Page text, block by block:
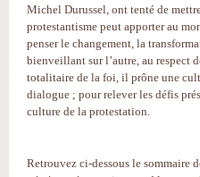
Michel Durussel, ont tenté de
protestantisme peut apporter au
penser le changement, la
bienveillant sur l’autre, au respect
totalitaire de la foi, il prône une
dialogue ; pour relever les défis
culture de la protestation.
Retrouvez ci-dessous le sommaire